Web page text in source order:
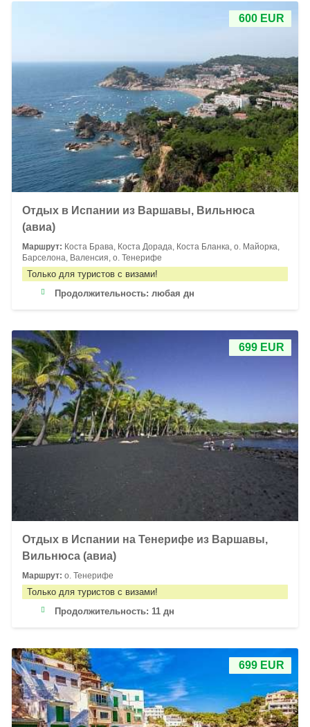
600 EUR
Отдых в Испании из Варшавы, Вильнюса
(авиа)
Маршрут: Коста Брава, Коста Дорада, Коста Бланка, о. Майорка,
Барселона, Валенсия, о. Тенерифе
Только для туристов с визами!
Продолжительность: любая дн
699 EUR
Отдых в Испании на Тенерифе из Варшавы,
Вильнюса (авиа)
Маршрут: о. Тенерифе
Только для туристов с визами!
Продолжительность: 11 дн
699 EUR